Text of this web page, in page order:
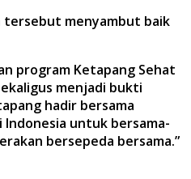
tersebut menyambut baik
program Ketapang Sehat
menjadi bukti
hadir bersama
untuk bersama-
bersepeda bersama.”